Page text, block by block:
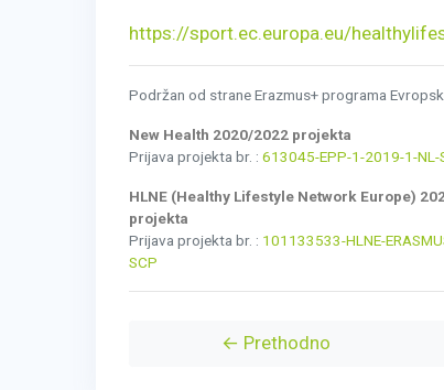
https://sport.ec.europa.eu/
Podržan od strane Erazmus+ programa
New Health 2020/2022 projekta
Prijava projekta br. : 613045-EPP-1-2019-1-NL-
HLNE (Healthy Lifestyle Network Europe)
projekta
Prijava projekta br. : 101133533-HLNE-
SCP
← Prethodno